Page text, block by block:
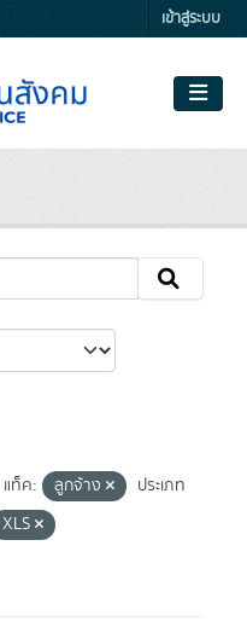
เข้าสู่ระบบ
แท็ค: ลูกจ้าง
ประเภท
XLS